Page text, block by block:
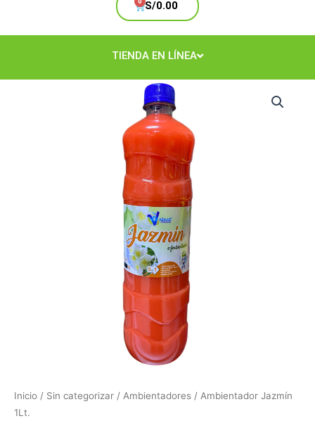
S/0.00
Cart
TIENDA EN LÍNEA
Inicio / Sin categorizar / Ambientadores / Ambientador Jazmín
1Lt.